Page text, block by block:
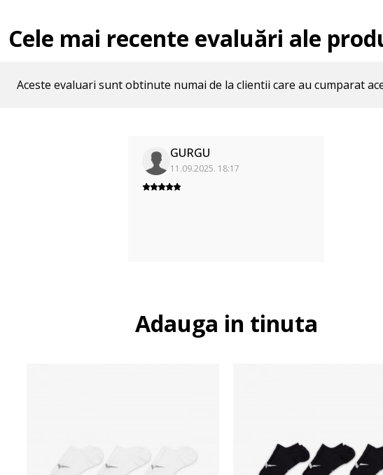
Cele mai recente evaluări ale
Aceste evaluari sunt obtinute numai de la clientii care au cumparat
GURGU
11.09.2025. 18:17
Adauga in tinuta